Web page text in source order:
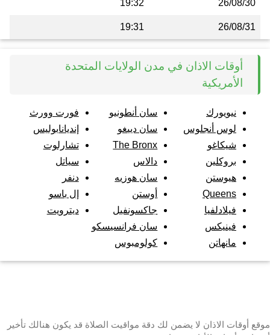
26/08/30
19:32
26/08/31
19:31
أوقات الاذان في مدن الولايات المتحدة
الأمريكية
نيويورك
لوس أنجلوس
شيكاغو
بروكلين
هيوستن
Queens
فيلادلفيا
فينيكس
مانهاتن
سان أنطونيو
سان دييغو
The Bronx
دالاس
سان هوزيه
أوستن
جاكسونفيل
سان فرانسيسكو
كولومبوس
فورت وورث
إنديانابوليس
تشارلوت
سياتل
دنفر
إل باسو
ديترويت
موقع أوقات الاذان لا يضمن لك دقة مواقيت الصلاة قد يكون هنالك تأخير